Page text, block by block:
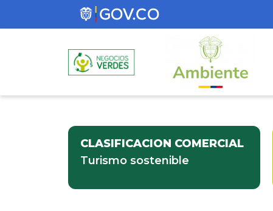
CLASIFICACION COMERCIAL
Turismo sostenible